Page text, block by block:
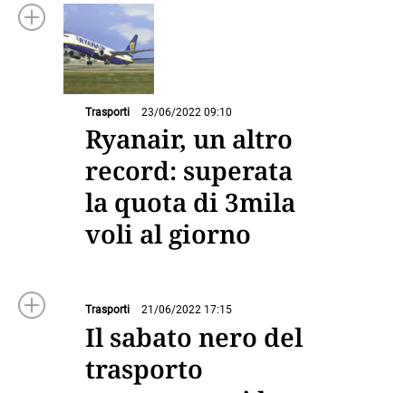
Trasporti 23/06/2022 09:10
Ryanair, un altro
record: superata
la quota di 3mila
voli al giorno
Trasporti 21/06/2022 17:15
Il sabato nero del
trasporto